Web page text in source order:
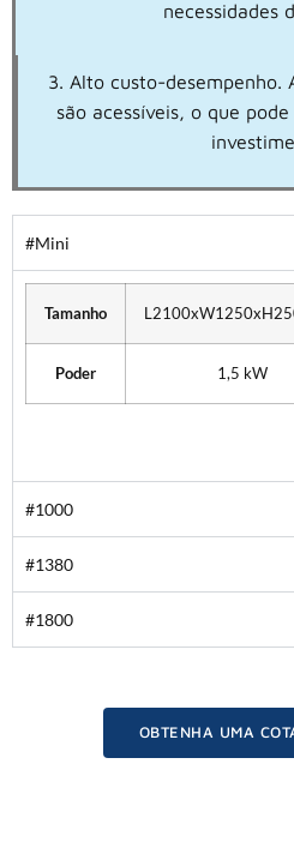
necessidades
3. Alto custo-desempenho.
são acessíveis, o que
#Mini
Tamanho
Poder 1,5 kW
#1000
#1380
#1800
OBTENHA UMA